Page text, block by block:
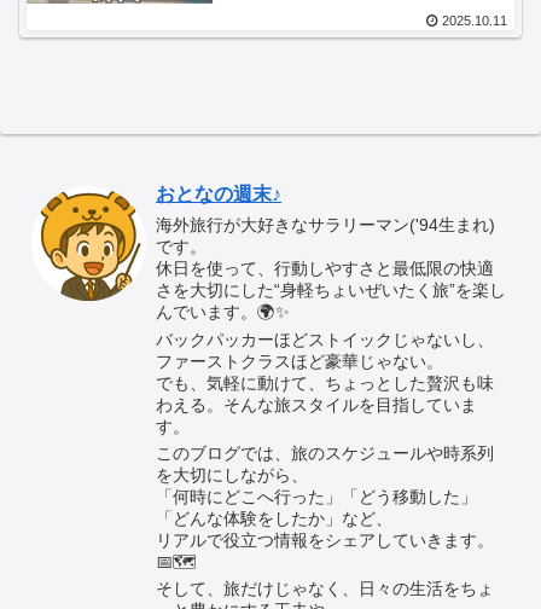
2025.10.11
おとなの週末♪
海外旅行が大好きなサラリーマン('94生まれ)
です。
休日を使って、行動しやすさと最低限の快適
さを大切にした“身軽ちょいぜいたく旅”を楽し
んでいます。🌍✨
バックパッカーほどストイックじゃないし、
ファーストクラスほど豪華じゃない。
でも、気軽に動けて、ちょっとした贅沢も味
わえる。そんな旅スタイルを目指していま
す。
このブログでは、旅のスケジュールや時系列
を大切にしながら、
「何時にどこへ行った」「どう移動した」
「どんな体験をしたか」など、
リアルで役立つ情報をシェアしていきます。
📅🗺️
そして、旅だけじゃなく、日々の生活をちょ